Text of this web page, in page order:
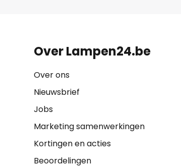
Over Lampen24.be
Over ons
Nieuwsbrief
Jobs
Marketing samenwerkingen
Kortingen en acties
Beoordelingen